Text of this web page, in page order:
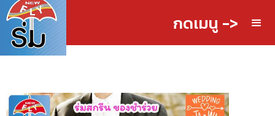
กดเมนู ->